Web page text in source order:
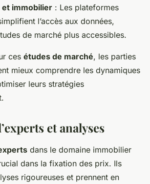
immobilier : Les plateformes
l’accès aux données,
de marché plus accessibles.
ces études de marché, les parties
mieux comprendre les dynamiques
leurs stratégies
et analyses
dans le domaine immobilier
dans la fixation des prix. Ils
rigoureuses et prennent en